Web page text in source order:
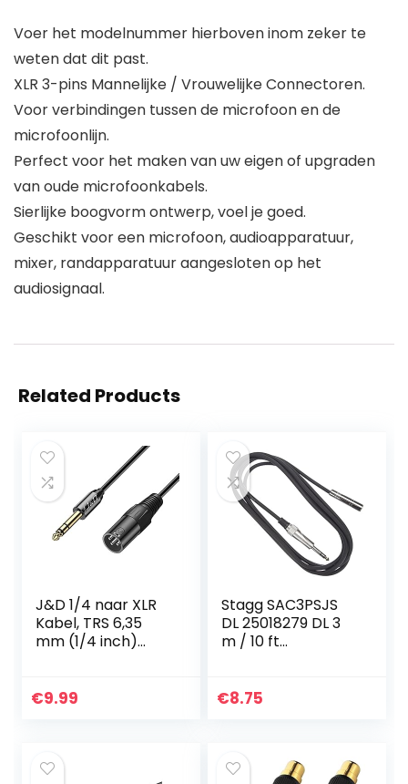
Voer het modelnummer hierboven inom zeker te
weten dat dit past.
XLR 3-pins Mannelijke / Vrouwelijke Connectoren.
Voor verbindingen tussen de microfoon en de
microfoonlijn.
Perfect voor het maken van uw eigen of upgraden
van oude microfoonkabels.
Sierlijke boogvorm ontwerp, voel je goed.
Geschikt voor een microfoon, audioapparatuur,
mixer, randapparatuur aangesloten op het
audiosignaal.
Related Products
J&D 1/4 naar XLR
Kabel, TRS 6,35
mm (1/4 inch)
Evenwichtige
€9.99
Stagg SAC3PSJS
DL 25018279 DL 3
m / 10 ft
n, Zwart
€8.75